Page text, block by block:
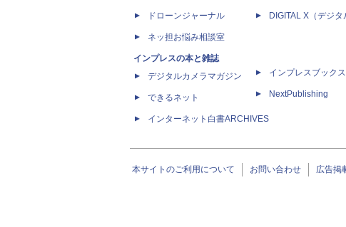
ドローンジャーナル
ネッ担お悩み相談室
インプレスの本と雑誌
デジタルカメラマガジン
できるネット
インターネット白書ARCHIVES
DIGITAL X（デジタ
インプレスブックス
NextPublishing
本サイトのご利用について お問い合わせ 広告掲